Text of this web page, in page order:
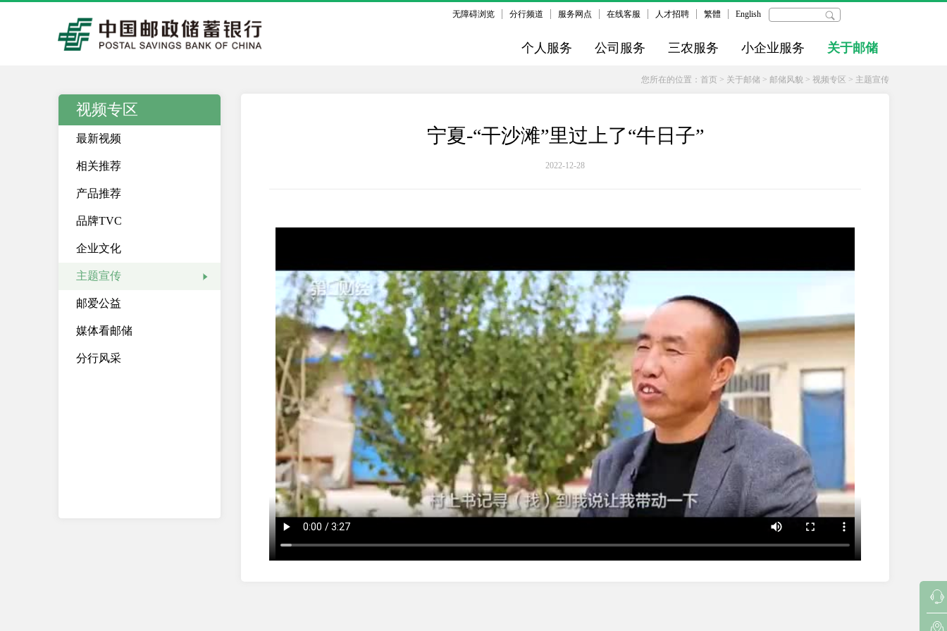
无障碍浏览 分行频道 服务网点 在线客服 人才招聘 繁體 English
个人服务 公司服务 三农服务 小企业服务 关于邮储
您所在的位置： 首页 > 关于邮储 > 邮储风貌 > 视频专区 > 主题宣传
视频专区
最新视频
相关推荐
产品推荐
品牌TVC
企业文化
主题宣传
邮爱公益
媒体看邮储
分行风采
宁夏-“干沙滩”里过上了“牛日子”
2022-12-28